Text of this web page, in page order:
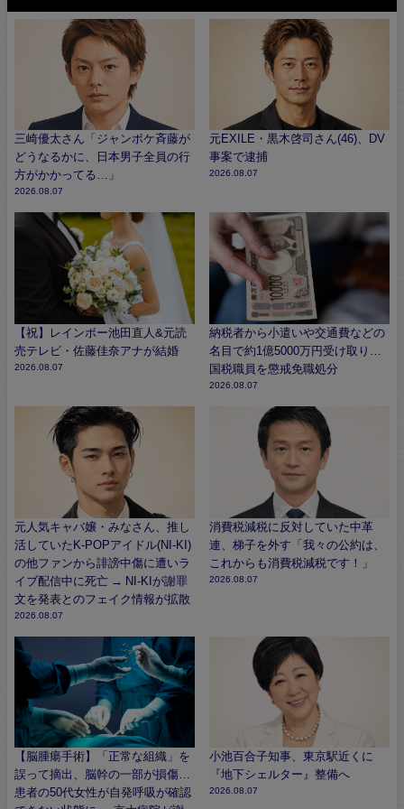
三崎優太さん「ジャンポケ斉藤が
どうなるかに、日本男子全員の行
方がかかってる…」
2026.08.07
元EXILE・黒木啓司さん(46)、DV
事案で逮捕
2026.08.07
【祝】レインボー池田直人&元読
売テレビ・佐藤佳奈アナが結婚
2026.08.07
納税者から小遣いや交通費などの
名目で約1億5000万円受け取り…
国税職員を懲戒免職処分
2026.08.07
元人気キャバ嬢・みなさん、推し
活していたK-POPアイドル(NI-KI)
の他ファンから誹謗中傷に遭いラ
イブ配信中に死亡 → NI-KIが謝罪
文を発表とのフェイク情報が拡散
2026.08.07
消費税減税に反対していた中革
連、梯子を外す「我々の公約は、
これからも消費税減税です！」
2026.08.07
【脳腫瘍手術】「正常な組織」を
誤って摘出、脳幹の一部が損傷…
患者の50代女性が自発呼吸が確認
小池百合子知事、東京駅近くに
『地下シェルター』整備へ
2026.08.07